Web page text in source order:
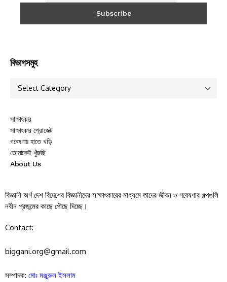
বিভাগসমুহ
সাক্ষাৎকার
সাক্ষাৎকার প্রোজেক্ট
গবেষণায় হাতে খড়ি
তোমাকেই খুঁজছি
About Us
বিজ্ঞানী অর্গ দেশ বিদেশের বিজ্ঞানীদের সাক্ষাৎকারের মাধ্যমে তাদের জীবন ও গবেষণার গল্পগুলি
নবীন প্রজন্মের কাছে পৌছে দিচ্ছে।
Contact:
biggani.org@gmail.com
সম্পাদক: মোঃ মঞ্জুরুল ইসলাম